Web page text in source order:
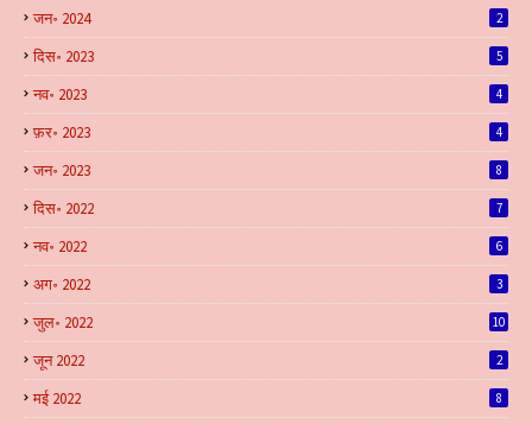
जन॰ 2024 2
दिस॰ 2023 5
नव॰ 2023 4
फ़र॰ 2023 4
जन॰ 2023 8
दिस॰ 2022 7
नव॰ 2022 6
अग॰ 2022 3
जुल॰ 2022 10
जून 2022 2
मई 2022 8